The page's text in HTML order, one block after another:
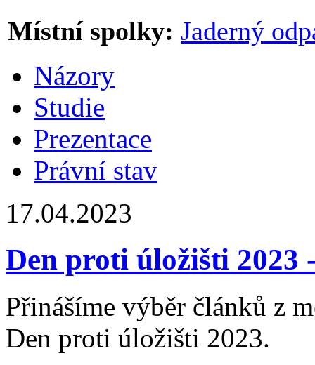
Místní spolky: Jaderný
Názory
Studie
Prezentace
Právní stav
17.04.2023
Den proti úložišti 2023
Přinášíme výběr článků z
Den proti úložišti 2023.